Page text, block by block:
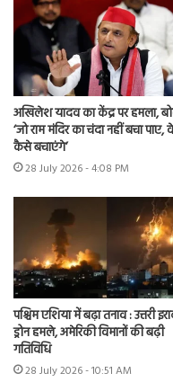
अखिलेश यादव का केंद्र पर हमला,
‘जो राम मंदिर का चंदा नहीं बचा पाए,
कैसे बचाएंगे’
28 July 2026 - 4:08 PM
पश्चिम एशिया में बढ़ा तनाव : उत्तरी
ड्रोन हमले, अमेरिकी विमानों की बढ़ी
गतिविधि
28 July 2026 - 10:51 AM